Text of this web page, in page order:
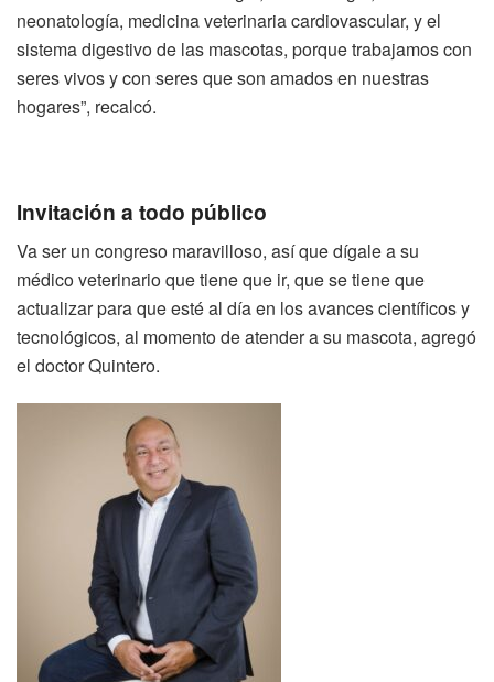
neonatología, medicina veterinaria cardiovascular, y el
sistema digestivo de las mascotas, porque trabajamos con
seres vivos y con seres que son amados en nuestras
hogares”, recalcó.
Invitación a todo público
Va ser un congreso maravilloso, así que dígale a su
médico veterinario que tiene que ir, que se tiene que
actualizar para que esté al día en los avances científicos y
tecnológicos, al momento de atender a su mascota, agregó
el doctor Quintero.